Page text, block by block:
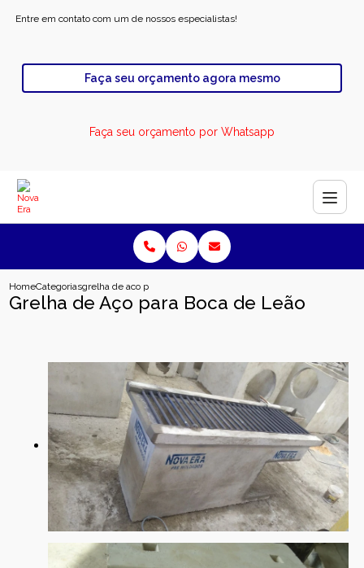
Entre em contato com um de nossos especialistas!
Faça seu orçamento agora mesmo
Faça seu orçamento por Whatsapp
HomeCategoriasgrelha de aco para boca de leao
Grelha de Aço para Boca de Leão